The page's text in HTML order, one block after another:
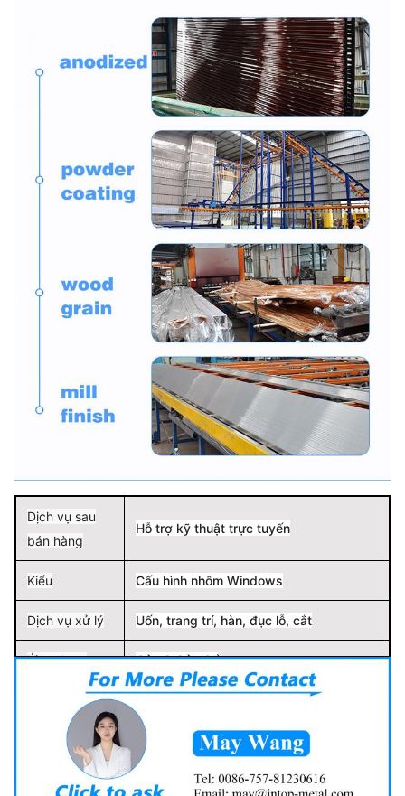
Dịch vụ sau
bán hàng
Hỗ trợ kỹ thuật trực tuyến
Kiểu Cấu hình nhôm Windows
Dịch vụ xử lý Uốn, trang trí, hàn, đục lỗ, cắt
Ứng dụng Cửa & Cửa Sổ
Nơi xuất xứ